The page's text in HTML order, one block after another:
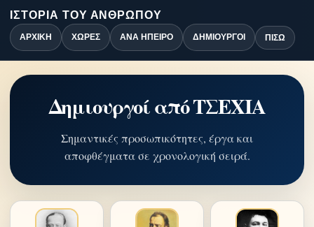
ΙΣΤΟΡΊΑ ΤΟΥ ΑΝΘΡΏΠΟΥ
ΑΡΧΙΚΉ ΧΏΡΕΣ ΑΝΆ ΉΠΕΙΡΟ ΔΗΜΙΟΥΡΓΟΊ ΠΊΣΩ
Δημιουργοί από ΤΣΕΧΙΑ
Σημαντικές προσωπικότητες, έργα και
αποφθέγματα σε χρονολογική σειρά.